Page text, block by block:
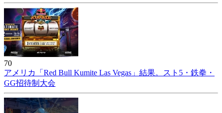
70
アメリカ「Red Bull Kumite Las Vegas」結果。スト5・鉄拳・
GG招待制大会